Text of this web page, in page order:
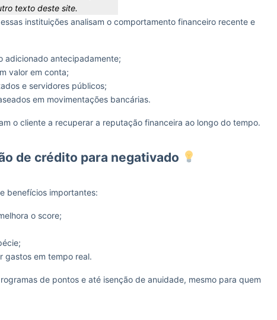
texto deste site.
instituições analisam o comportamento financeiro recente e
adicionado antecipadamente;
valor em conta;
e servidores públicos;
em movimentações bancárias.
o cliente a recuperar a reputação financeira ao longo do tempo.
de crédito para negativado
benefícios importantes:
o score;
gastos em tempo real.
de pontos e até isenção de anuidade, mesmo para quem